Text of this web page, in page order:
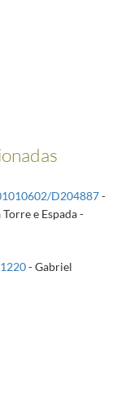
D204887-
e Espada -
- Gabriel